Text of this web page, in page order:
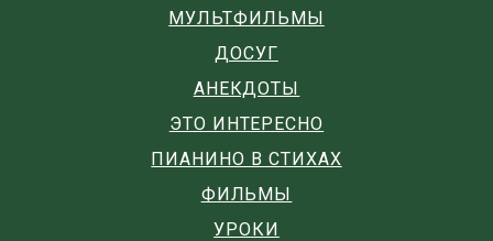
МУЛЬТФИЛЬМЫ
ДОСУГ
АНЕКДОТЫ
ЭТО ИНТЕРЕСНО
ПИАНИНО В СТИХАХ
ФИЛЬМЫ
УРОКИ